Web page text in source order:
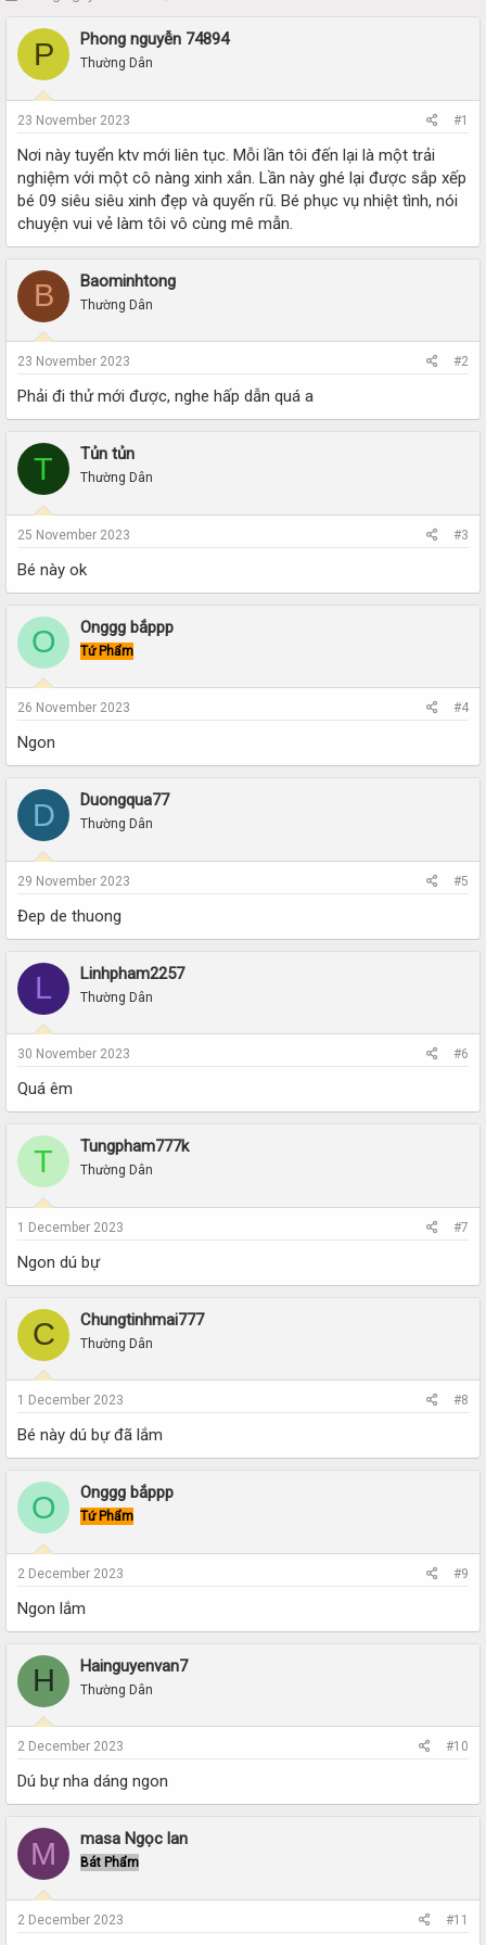
a
t
a
t
e
r
a
e
P Phong nguyễn 74894
Thường Dân
23 November 2023 #1
Nơi này tuyển ktv mới liên tục. Mỗi lần tôi đến lại là một trải
nghiệm với một cô nàng xinh xắn. Lần này ghé lại được sắp xếp
bé 09 siêu siêu xinh đẹp và quyến rũ. Bé phục vụ nhiệt tình, nói
chuyện vui vẻ làm tôi vô cùng mê mẫn.
B Baominhtong
Thường Dân
23 November 2023 #2
Phải đi thử mới được, nghe hấp dẫn quá a
T Tủn tủn
Thường Dân
25 November 2023 #3
Bé này ok
O Onggg bắppp
Tứ Phẩm
26 November 2023 #4
Ngon
D Duongqua77
Thường Dân
29 November 2023 #5
Đep de thuong
L Linhpham2257
Thường Dân
30 November 2023 #6
Quá êm
T Tungpham777k
Thường Dân
1 December 2023 #7
Ngon dú bự
C Chungtinhmai777
Thường Dân
1 December 2023 #8
Bé này dú bự đã lắm
O Onggg bắppp
Tứ Phẩm
2 December 2023 #9
Ngon lắm
H Hainguyenvan7
Thường Dân
2 December 2023 #10
Dú bự nha dáng ngon
M masa Ngọc lan
Bát Phẩm
2 December 2023 #11